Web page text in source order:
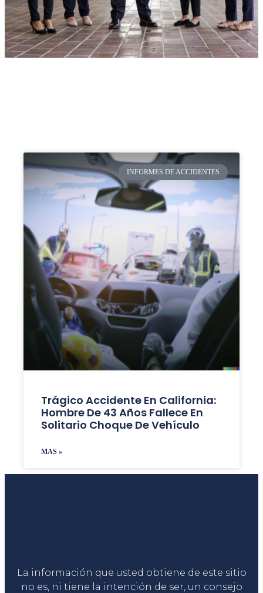
INFORMES DE ACCIDENTES
Trágico Accidente En California:
Hombre De 43 Años Fallece En
Solitario Choque De Vehículo
MAS »
La información que usted obtiene de este sitio
no es, ni tiene la intención de ser, un consejo